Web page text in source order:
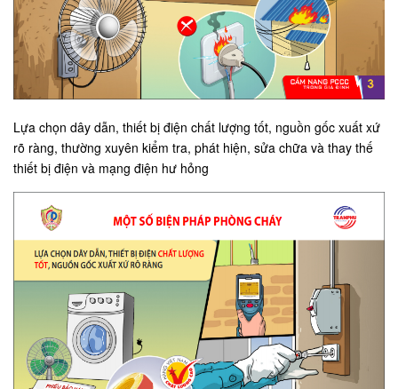
Lựa chọn dây dẫn, thiết bị điện chất lượng tốt, nguồn gốc xuất xứ
rõ ràng, thường xuyên kiểm tra, phát hiện, sửa chữa và thay thế
thiết bị điện và mạng điện hư hỏng